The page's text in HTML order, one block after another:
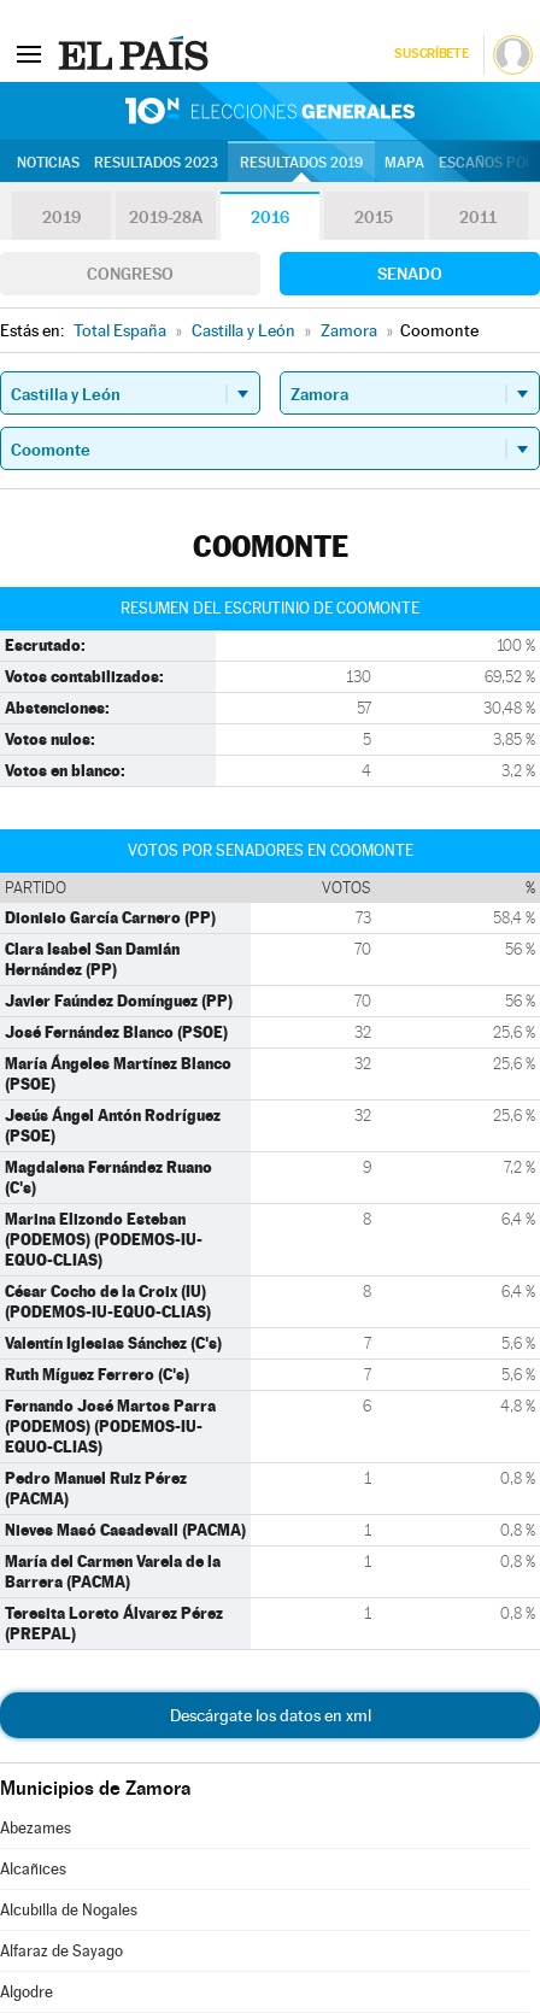
SUSCRÍBETE
NOTICIAS RESULTADOS 2023 RESULTADOS 2019 MAPA ESCAÑOS
2019 2019-28A 2016 2015 2011
CONGRESO SENADO
Estás en: Total España » Castilla y León » Zamora » Coomonte
COOMONTE
RESUMEN DEL ESCRUTINIO DE COOMONTE
Escrutado: 100 %
Votos contabilizados: 130 69,52 %
Abstenciones: 57 30,48 %
Votos nulos: 5 3,85 %
Votos en blanco: 4 3,2 %
VOTOS POR SENADORES EN COOMONTE
PARTIDO VOTOS %
Dionisio García Carnero (PP) 73 58,4 %
Clara Isabel San Damián
Hernández (PP)
70 56 %
Javier Faúndez Domínguez (PP) 70 56 %
José Fernández Blanco (PSOE) 32 25,6 %
María Ángeles Martínez Blanco
(PSOE)
32 25,6 %
Jesús Ángel Antón Rodríguez
(PSOE)
32 25,6 %
Magdalena Fernández Ruano
(C's)
9 7,2 %
Marina Elizondo Esteban
(PODEMOS) (PODEMOS-IU-
EQUO-CLIAS)
8 6,4 %
César Cocho de la Croix (IU)
(PODEMOS-IU-EQUO-CLIAS)
8 6,4 %
Valentín Iglesias Sánchez (C's) 7 5,6 %
Ruth Míguez Ferrero (C's) 7 5,6 %
Fernando José Martos Parra
(PODEMOS) (PODEMOS-IU-
EQUO-CLIAS)
6 4,8 %
Pedro Manuel Ruiz Pérez
(PACMA)
1 0,8 %
Nieves Masó Casadevall (PACMA) 1 0,8 %
María del Carmen Varela de la
Barrera (PACMA)
1 0,8 %
Teresita Loreto Álvarez Pérez
(PREPAL)
1 0,8 %
Descárgate los datos en xml
Municipios de Zamora
Abezames
Alcañices
Alcubilla de Nogales
Alfaraz de Sayago
Algodre